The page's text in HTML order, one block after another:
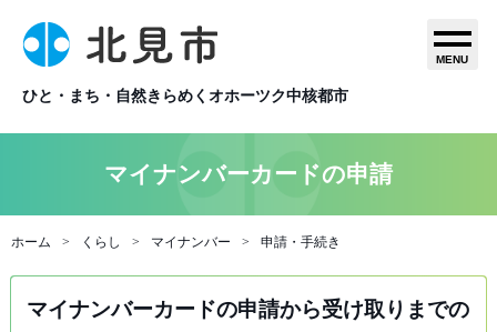
ひと・まち・自然きらめくオホーツク中核都市
MENU
マイナンバーカードの申請
ホーム くらし マイナンバー 申請・手続き
マイナンバーカードの申請から受け取りまでの